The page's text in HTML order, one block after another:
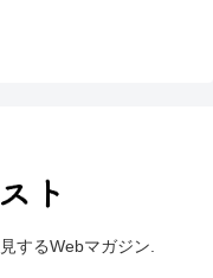
するWebマガジン.